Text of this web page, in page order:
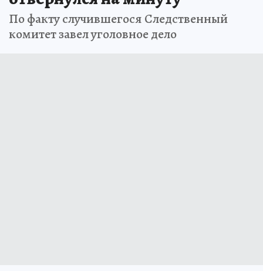
По факту случившегося Следственный
комитет завел уголовное дело